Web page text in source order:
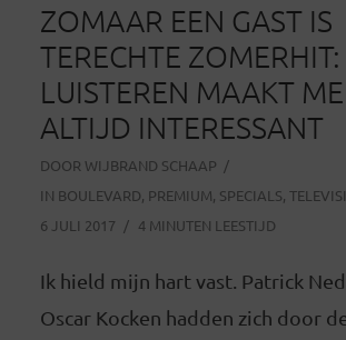
ZOMAAR EEN GAST IS
TERECHTE ZOMERHIT:
LUISTEREN MAAKT
ALTIJD INTERESSANT
DOOR WIJBRAND SCHAAP
IN BOULEVARD, PREMIUM, SPECIALS,
6 JULI 2017
4 MINUTEN LEESTIJD
Ik hield mijn hart vast. Patrick
Oscar Kocken hadden zich door